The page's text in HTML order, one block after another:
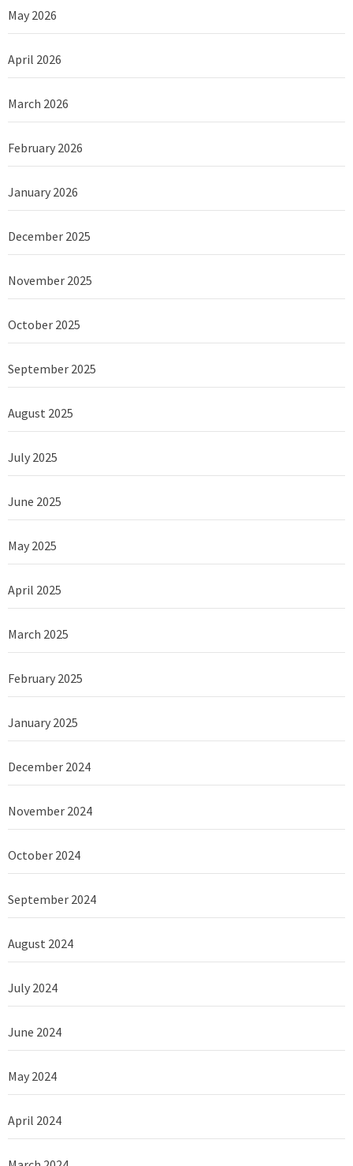
May 2026
April 2026
March 2026
February 2026
January 2026
December 2025
November 2025
October 2025
September 2025
August 2025
July 2025
June 2025
May 2025
April 2025
March 2025
February 2025
January 2025
December 2024
November 2024
October 2024
September 2024
August 2024
July 2024
June 2024
May 2024
April 2024